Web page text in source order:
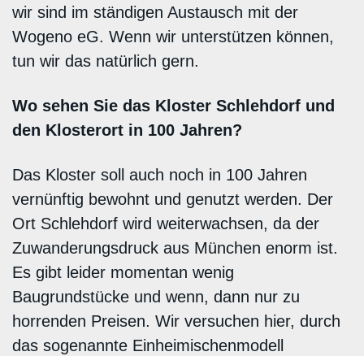
wir sind im ständigen Austausch mit der
Wogeno eG. Wenn wir unterstützen können,
tun wir das natürlich gern.
Wo sehen Sie das Kloster Schlehdorf und
den Klosterort in 100 Jahren?
Das Kloster soll auch noch in 100 Jahren
vernünftig bewohnt und genutzt werden. Der
Ort Schlehdorf wird weiterwachsen, da der
Zuwanderungsdruck aus München enorm ist.
Es gibt leider momentan wenig
Baugrundstücke und wenn, dann nur zu
horrenden Preisen. Wir versuchen hier, durch
das sogenannte Einheimischenmodell